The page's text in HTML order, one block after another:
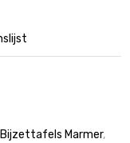
Bijzettafels Marmer,